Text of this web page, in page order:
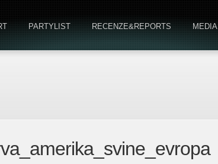
PARTYLIST RECENZE&REPORTS MEDIA